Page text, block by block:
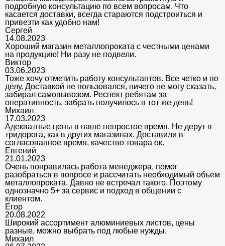
подробную консультацию по всем вопросам. Что
касается доставки, всегда стараются подстроиться и
привезти как удобно нам!
Сергей
14.08.2023
Хороший магазин металлопроката с честными ценами
на продукцию! Ни разу не подвели.
Виктор
03.06.2023
Тоже хочу отметить работу консультантов. Все четко и по
делу. Доставкой не пользовался, ничего не могу сказать,
забирал самовывозом. Респект ребятам за
оперативность, забрать получилось в тот же день!
Михаил
17.03.2023
Адекватные цены в наше непростое время. Не дерут в
тридорога, как в других магазинах. Доставили в
согласованное время, качество товара ок.
Евгений
21.01.2023
Очень понравилась работа менеджера, помог
разобраться в вопросе и рассчитать необходимый объем
металлопроката. Давно не встречал такого. Поэтому
однозначно 5+ за сервис и подход в общении с
клиентом.
Егор
20.08.2022
Широкий ассортимент алюминиевых листов, цены
разные, можно выбрать под любые нужды.
Михаил